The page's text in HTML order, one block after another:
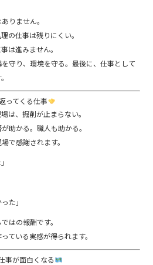
りません。
の仕事は残りにくい。
は進みません。
守り、環境を守る。最後に、仕事として
ってくる仕事
は、掘削が止まらない。
助かる。職人も助かる。
で感謝されます。
た」
はの報酬です。
ている実感が得られます。
事が面白くなる